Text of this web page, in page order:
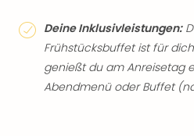
Deine Inklusivleistungen:
Frühstücksbuffet ist für
genießt du am Anreisetag
Abendmenü oder Buffet